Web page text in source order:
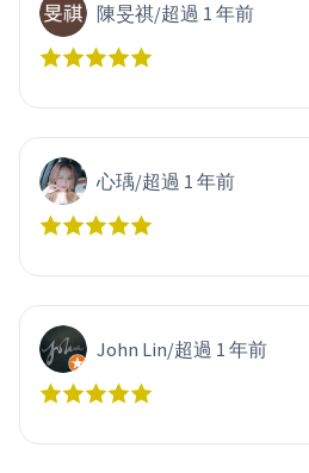
陳旻祺/超過 1 年前
心瑀/超過 1 年前
John Lin/超過 1 年前